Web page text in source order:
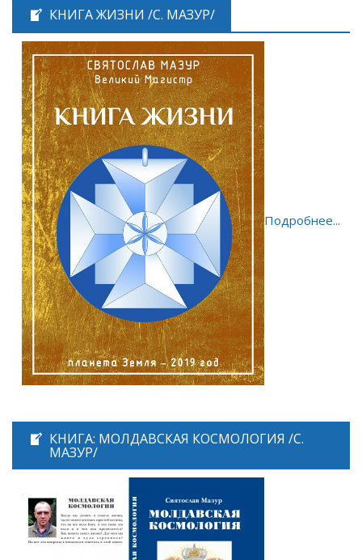
КНИГА ЖИЗНИ /С. МАЗУР/
Подробнее...
КНИГА: МОЛДАВСКАЯ КОСМОЛОГИЯ /С.
МАЗУР/